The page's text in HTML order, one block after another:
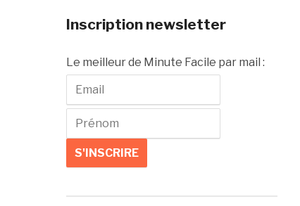
Inscription newsletter
Le meilleur de Minute Facile par mail :